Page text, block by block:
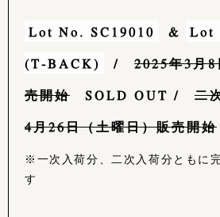
Lot No. SC19010 &
Lot
(T-BACK)
/ 2025年3月
売開始 SOLD OUT / 二
4月26日（土曜日）販売開始
※一次入荷分、二次入荷分ともに
す